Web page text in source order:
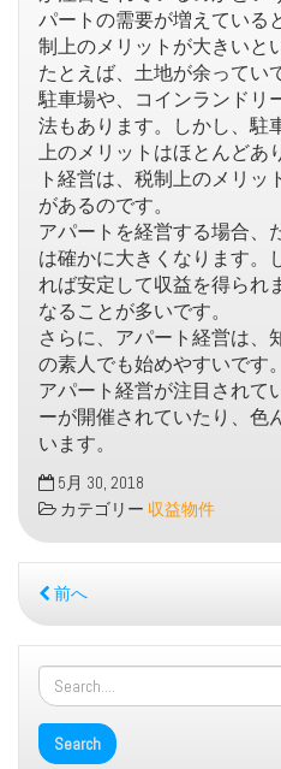
パートの需要が増えている
制上のメリットが大きいと
たとえば、土地が余ってい
駐車場や、コインランドリ
法もあります。しかし、駐
上のメリットはほとんどあ
ト経営は、税制上のメリッ
があるのです。
アパートを経営する場合、
は確かに大きくなります。
れば安定して収益を得られ
なることが多いです。
さらに、アパート経営は、
の素人でも始めやすいです
アパート経営が注目されて
ーが開催されていたり、色
います。
5月 30, 2018
カテゴリー 収益物件
前へ